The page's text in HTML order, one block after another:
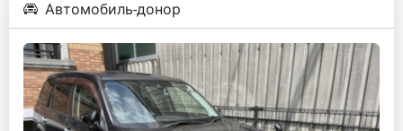
Автомобиль-донор